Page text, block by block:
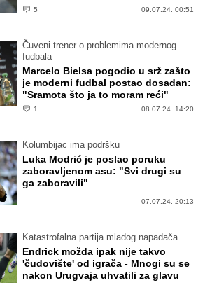
5 09.07.24. 00:51
Čuveni trener o problemima modernog
fudbala
Marcelo Bielsa pogodio u srž zašto
je moderni fudbal postao dosadan:
"Sramota što ja to moram reći"
1 08.07.24. 14:20
Kolumbijac ima podršku
Luka Modrić je poslao poruku
zaboravljenom asu: "Svi drugi su
ga zaboravili"
07.07.24. 20:13
Katastrofalna partija mladog napadača
Endrick možda ipak nije takvo
'čudovište' od igrača - Mnogi su se
nakon Urugvaja uhvatili za glavu